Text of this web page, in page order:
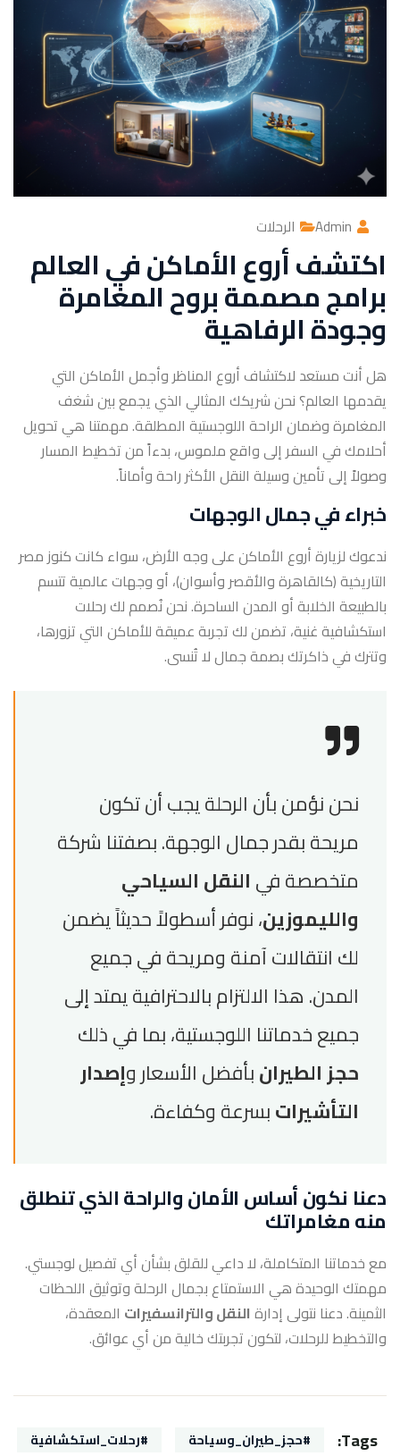
Admin الرحلات
اكتشف أروع الأماكن في العالم
برامج مصممة بروح المغامرة
وجودة الرفاهية
هل أنت مستعد لاكتشاف أروع المناظر وأجمل الأماكن التي
يقدمها العالم؟ نحن شريكك المثالي الذي يجمع بين شغف
المغامرة وضمان الراحة اللوجستية المطلقة. مهمتنا هي تحويل
أحلامك في السفر إلى واقع ملموس، بدءاً من تخطيط المسار
وصولاً إلى تأمين وسيلة النقل الأكثر راحة وأماناً.
خبراء في جمال الوجهات
ندعوك لزيارة أروع الأماكن على وجه الأرض، سواء كانت كنوز مصر
التاريخية (كالقاهرة والأقصر وأسوان)، أو وجهات عالمية تتسم
بالطبيعة الخلابة أو المدن الساحرة. نحن نُصمم لك رحلات
استكشافية غنية، تضمن لك تجربة عميقة للأماكن التي تزورها،
وتترك في ذاكرتك بصمة جمال لا تُنسى.
نحن نؤمن بأن الرحلة يجب أن تكون
مريحة بقدر جمال الوجهة. بصفتنا شركة
متخصصة في النقل السياحي
والليموزين، نوفر أسطولاً حديثاً يضمن
لك انتقالات آمنة ومريحة في جميع
المدن. هذا الالتزام بالاحترافية يمتد إلى
جميع خدماتنا اللوجستية، بما في ذلك
حجز الطيرانبأفضل الأسعار وإصدار
التأشيراتبسرعة وكفاءة.
دعنا نكون أساس الأمان والراحة الذي تنطلق
منه مغامراتك
مع خدماتنا المتكاملة، لا داعي للقلق بشأن أي تفصيل لوجستي.
مهمتك الوحيدة هي الاستمتاع بجمال الرحلة وتوثيق اللحظات
الثمينة. دعنا نتولى إدارة النقل والترانسفيرات المعقدة،
والتخطيط للرحلات، لتكون تجربتك خالية من أي عوائق.
Tags: #حجز_طيران_وسياحة
#رحلات_استكشافية